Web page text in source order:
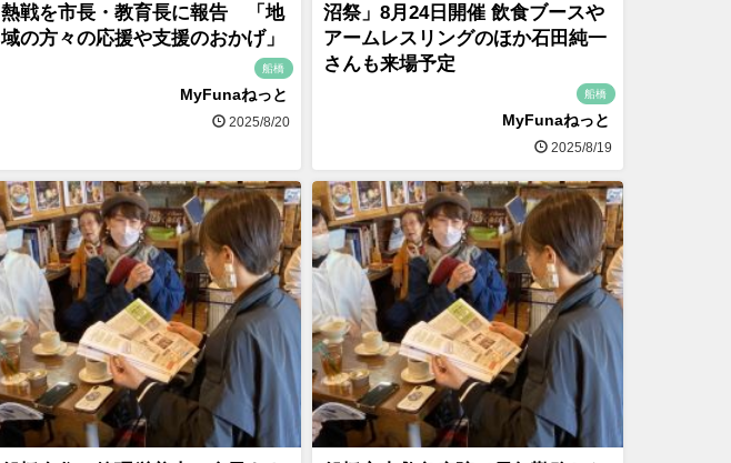
熱戦を市長・教育長に報告 「地
域の方々の応援や支援のおかげ」
船橋
MyFunaねっと
2025/8/20
沼祭」8月24日開催 飲食ブースや
アームレスリングのほか石田純一
さんも来場予定
船橋
MyFunaねっと
2025/8/19